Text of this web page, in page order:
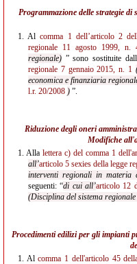
Programmazione delle strategie
1. Alcomma 1 dell’articolo 2
regionale 11 agosto 1999, n.
regionale) ” sono sostituite
regionale 7 gennaio 2015, n. 1
economica e finanziaria
l.r. 20/2008 ) ”.
Riduzione degli oneri
Modifiche all'
1. Alla lettera c) del comma 1
all’articolo 5 sexies della legge
interventi regionali in materia
seguenti: “di cui all’articolo 12
(Disciplina del sistema
Procedimenti edilizi per gli impianti
1. Alcomma 1 dell'articolo 45